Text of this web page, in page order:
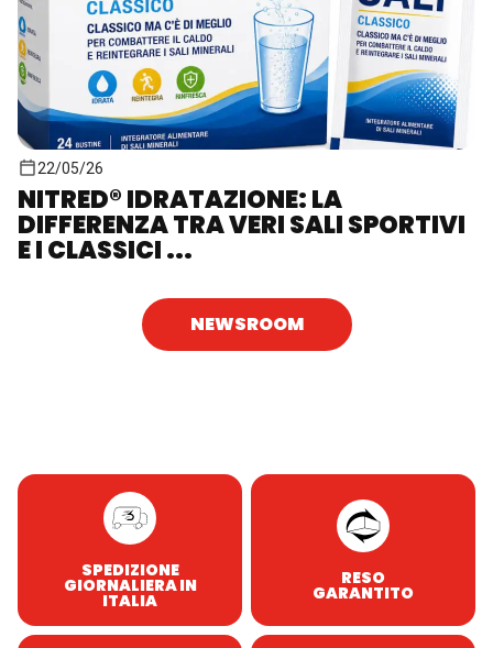
22/05/26
NITRED® IDRATAZIONE: LA
DIFFERENZA TRA VERI SALI SPORTIVI
E I CLASSICI ...
NEWSROOM
SPEDIZIONE
GIORNALIERA IN
ITALIA
RESO
GARANTITO